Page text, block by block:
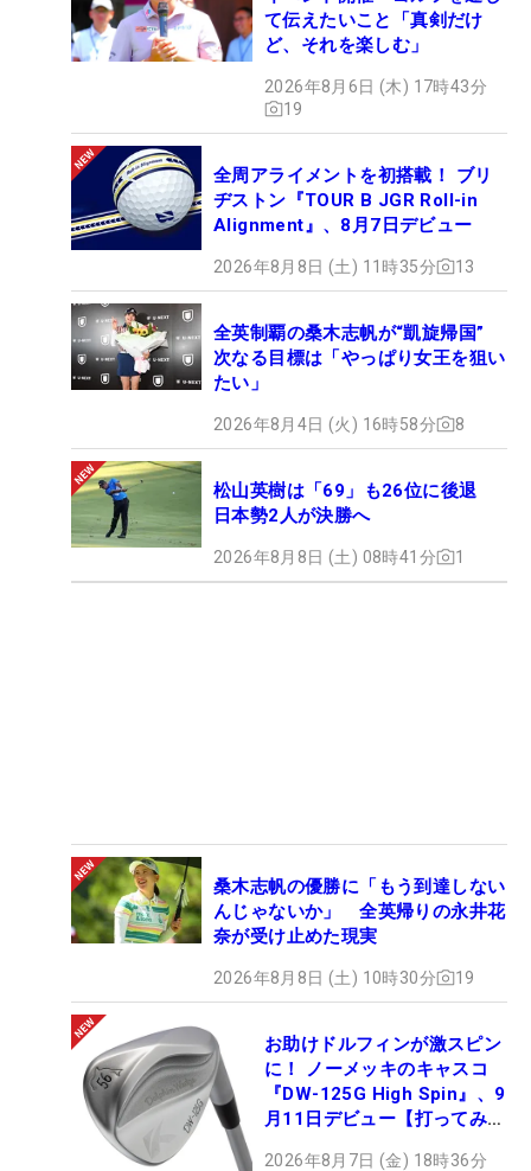
て伝えたいこと「真剣だけ
ど、それを楽しむ」
2026年8月6日 (木) 17時43分
19
全周アライメントを初搭載！ ブリ
ヂストン『TOUR B JGR Roll-in
Alignment』、8月7日デビュー
2026年8月8日 (土) 11時35分 13
全英制覇の桑木志帆が“凱旋帰国”
次なる目標は「やっぱり女王を狙い
たい」
2026年8月4日 (火) 16時58分 8
松山英樹は「69」も26位に後退
日本勢2人が決勝へ
2026年8月8日 (土) 08時41分 1
桑木志帆の優勝に「もう到達しない
んじゃないか」 全英帰りの永井花
奈が受け止めた現実
2026年8月8日 (土) 10時30分 19
お助けドルフィンが激スピン
に！ ノーメッキのキャスコ
『DW-125G High Spin』、9
月11日デビュー【打ってみ
2026年8月7日 (金) 18時36分